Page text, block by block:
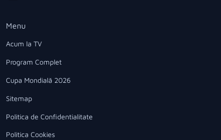
Menu
Acum la TV
Program Complet
Cupa Mondială 2026
Sitemap
Politica de Confidentialitate
Politica Cookies